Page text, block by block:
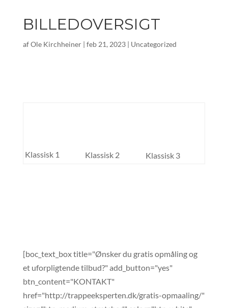
BILLEDOVERSIGT
afOle Kirchheiner| feb 21, 2023| Uncategorized
Klassisk 1 Klassisk 2 Klassisk 3
[boc_text_box title="Ønsker du gratis opmåling og
et uforpligtende tilbud?" add_button="yes"
btn_content="KONTAKT"
href="http://trappeeksperten.dk/gratis-opmaaling/"